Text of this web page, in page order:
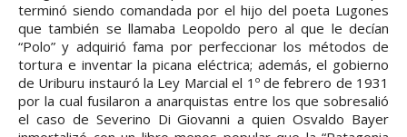
terminó siendo comandada por el hijo del poeta Lugones
que también se llamaba Leopoldo pero al que le decían
“Polo” y adquirió fama por perfeccionar los métodos de
tortura e inventar la picana eléctrica; además, el gobierno
de Uriburu instauró la Ley Marcial el 1º de febrero de 1931
por la cual fusilaron a anarquistas entre los que sobresalió
el caso de Severino Di Giovanni a quien Osvaldo Bayer